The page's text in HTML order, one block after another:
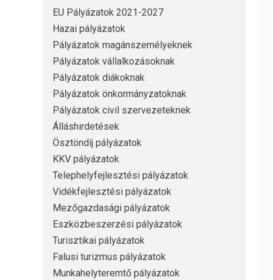
EU Pályázatok 2021-2027
Hazai pályázatok
Pályázatok magánszemélyeknek
Pályázatok vállalkozásoknak
Pályázatok diákoknak
Pályázatok önkormányzatoknak
Pályázatok civil szervezeteknek
Álláshirdetések
Ösztöndíj pályázatok
KKV pályázatok
Telephelyfejlesztési pályázatok
Vidékfejlesztési pályázatok
Mezőgazdasági pályázatok
Eszközbeszerzési pályázatok
Turisztikai pályázatok
Falusi turizmus pályázatok
Munkahelyteremtő pályázatok